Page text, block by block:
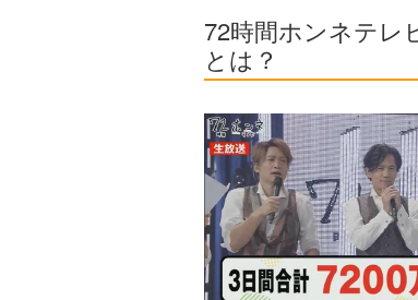
72時間ホンネテレ
とは？